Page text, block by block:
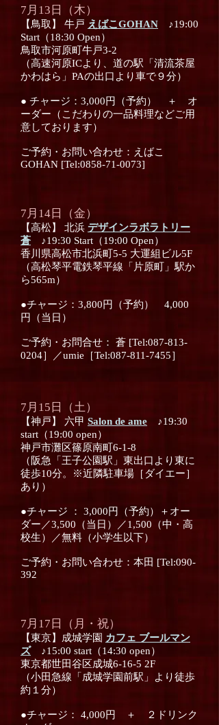
7月13日（木）
【鳥取】 牛戸 えばこGOHAN ♪19:00
Start（18:30 Open）
鳥取市河原町牛戸3-2
（高速河原ICより、道の駅「清流茶屋
かわはら」PAの出口より車で９分）
● チャージ：3,000円（予約） ＋ オ
ーダー（こだわりの一品料理などご用
意しております）
ご予約・お問い合わせ：えばこ
GOHAN [Tel:0858-71-0073]
7月14日（金）
【高松】 北浜 デザインラボラトリー
蒼 ♪19:30 Start（19:00 Open）
香川県高松市北浜町5-5 大運組ビル5F
（高松琴平電鉄琴平線「片原町」駅か
ら565m）
●チャージ：3,800円（予約） 4,000
円（当日）
ご予約・お問合せ： 蒼 [Tel:087-813-
0204］／umie［Tel:087-811-7455］
7月15日（土）
【神戸】 六甲 Salon de ame ♪19:30
start（19:00 open）
神戸市灘区篠原南町6-1-8
（阪急「王子公園駅」東出口より東に
徒歩10分。※近隣駐車場［ダイエー］
あり）
●チャージ ： 3,000円（予約）＋オー
ダー／3,500（当日）／1,500（中・高
校生）／無料（小学生以下）
ご予約・お問い合わせ：本田 [Tel:090-
392
7月17日（月・祝）
【東京】成城学園 カフェ ブールマン
ズ♪15:00 start（14:30 open）
東京都世田谷区成城6-16-5 2F
（小田急線「成城学園前駅」より徒歩
約１分）
●チャージ： 4,000円 ＋ ２ドリンク